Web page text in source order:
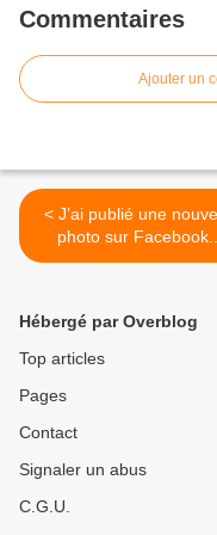
Commentaires
Ajouter un
< J’ai publié une nouvelle
photo sur Facebook...
Hébergé par Overblog
Top articles
Pages
Contact
Signaler un abus
C.G.U.